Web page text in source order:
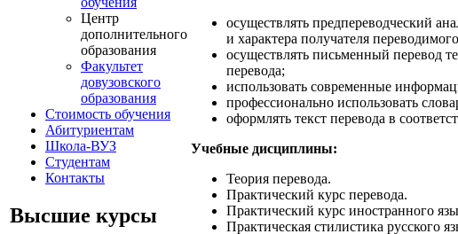
Центр
дополнительного
образования
Факультет
довузовского
образования
Стоимость обучения
Абитуриентам
Школа-ВУЗ
Студентам
Контакты
Высшие курсы
осуществлять предпереводческий
и характера получателя
осуществлять письменный перевод
перевода;
использовать современные
профессионально использовать
оформлять текст перевода в
Учебные дисциплины:
Теория перевода.
Практический курс перевода.
Практический курс иностранного
Практическая стилистика русского